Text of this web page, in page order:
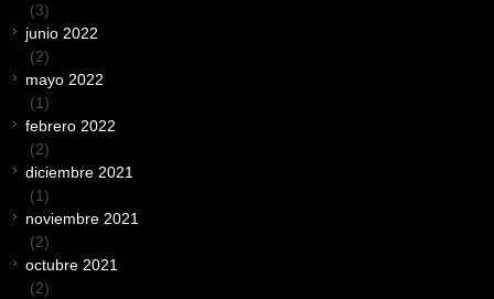
(3)
junio 2022
(2)
mayo 2022
(1)
febrero 2022
(2)
diciembre 2021
(1)
noviembre 2021
(2)
octubre 2021
(2)